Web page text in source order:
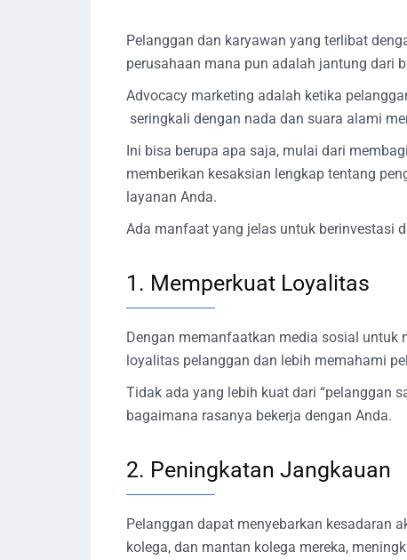
Pelanggan dan karyawan yang terlibat
perusahaan mana pun adalah jantung dari
Advocacy marketing adalah ketika
seringkali dengan nada dan suara alami
Ini bisa berupa apa saja, mulai dari
memberikan kesaksian lengkap tentang
layanan Anda.
Ada manfaat yang jelas untuk berinvestasi
1. Memperkuat Loyalitas
Dengan memanfaatkan media sosial untuk
loyalitas pelanggan dan lebih memahami
Tidak ada yang lebih kuat dari “pelanggan
bagaimana rasanya bekerja dengan Anda.
2. Peningkatan Jangkauan
Pelanggan dapat menyebarkan kesadaran
kolega, dan mantan kolega mereka,